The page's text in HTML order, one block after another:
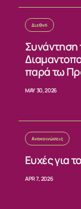
ΝΕΑ
Διεθνή
Συνάντηση
παρά τω
MAY 30, 2026
Ανακοινώσεις
Ευχές για
APR 7, 2026